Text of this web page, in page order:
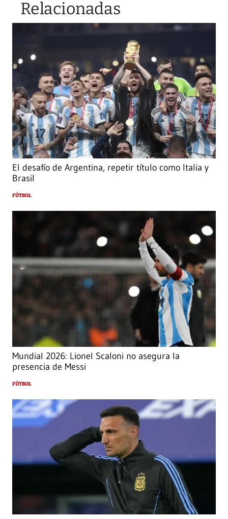
Relacionadas
El desafío de Argentina, repetir título como Italia y
Brasil
FÚTBOL
Mundial 2026: Lionel Scaloni no asegura la
presencia de Messi
FÚTBOL